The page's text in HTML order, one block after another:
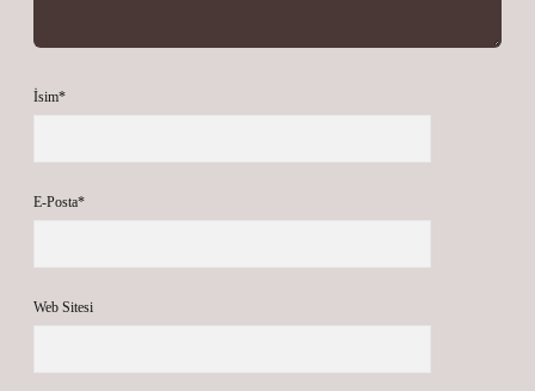
İsim*
E-Posta*
Web Sitesi